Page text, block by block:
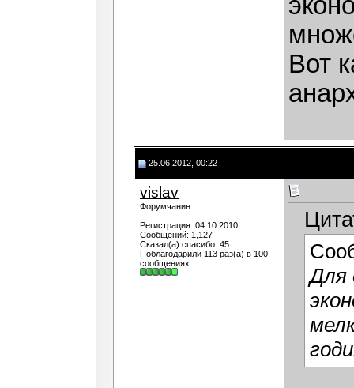
Вот
25.06.2012, 00:22
vislav
Форумчанин
Регистрация: 04.10.2010
Сообщений: 1,127
Сказал(а) спасибо: 45
Поблагодарили 113 раз(а) в 100
сообщениях
Для